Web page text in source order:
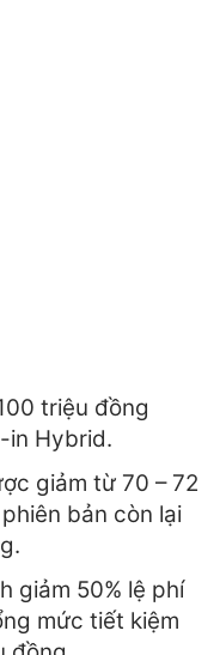
triệu đồng
in Hybrid.
giảm từ 70 – 72
bản còn lại
giảm 50% lệ phí
mức tiết kiệm